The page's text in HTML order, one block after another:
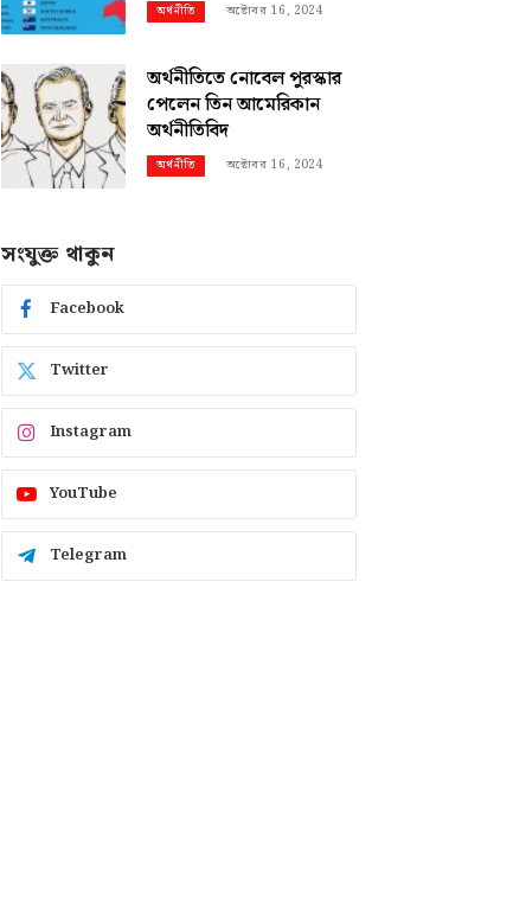
অর্থনীতি অক্টোবর 16, 2024
অর্থনীতিতে নোবেল পুরস্কার
পেলেন তিন আমেরিকান
অর্থনীতিবিদ
অর্থনীতি অক্টোবর 16, 2024
সংযুক্ত থাকুন
Facebook
Twitter
Instagram
YouTube
Telegram